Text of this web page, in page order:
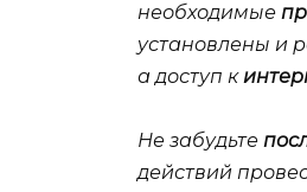
необходимые
установлены и
а доступ к
Не забудьте
действий